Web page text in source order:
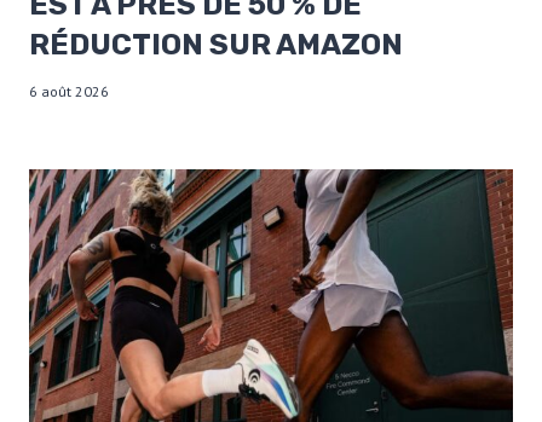
RÉDUCTION SUR AMAZON
6 août 2026